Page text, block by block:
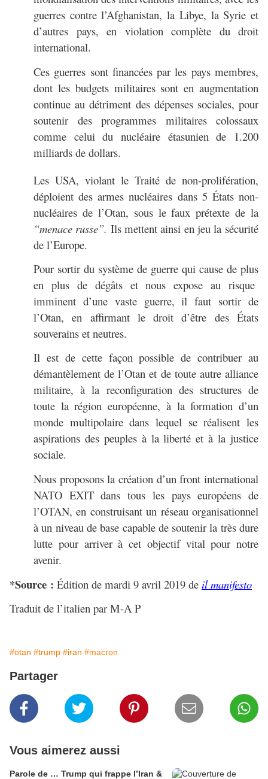
guerres contre l’Afghanistan, la Libye, la Syrie et
d’autres pays, en violation complète du droit
international.
Ces guerres sont financées par les pays membres,
dont les budgets militaires sont en augmentation
continue au détriment des dépenses sociales, pour
soutenir des programmes militaires colossaux
comme celui du nucléaire étasunien de 1.200
milliards de dollars.
Les USA, violant le Traité de non-prolifération,
déploient des armes nucléaires dans 5 États non-
nucléaires de l’Otan, sous le faux prétexte de la
“menace russe”. Ils mettent ainsi en jeu la sécurité
de l’Europe.
Pour sortir du système de guerre qui cause de plus
en plus de dégâts et nous expose au risque
imminent d’une vaste guerre, il faut sortir de
l’Otan, en affirmant le droit d’être des États
souverains et neutres.
Il est de cette façon possible de contribuer au
démantèlement de l’Otan et de toute autre alliance
militaire, à la reconfiguration des structures de
toute la région européenne, à la formation d’un
monde multipolaire dans lequel se réalisent les
aspirations des peuples à la liberté et à la justice
sociale.
Nous proposons la création d’un front international
NATO EXIT dans tous les pays européens de
l’OTAN, en construisant un réseau organisationnel
à un niveau de base capable de soutenir la très dure
lutte pour arriver à cet objectif vital pour notre
avenir.
*Source : Édition de mardi 9 avril 2019 de il manifesto
Traduit de l’italien par M-A P
#otan #trump #iran #macron
Partager
Vous aimerez aussi
Parole de … Trump qui frappe l’Iran &